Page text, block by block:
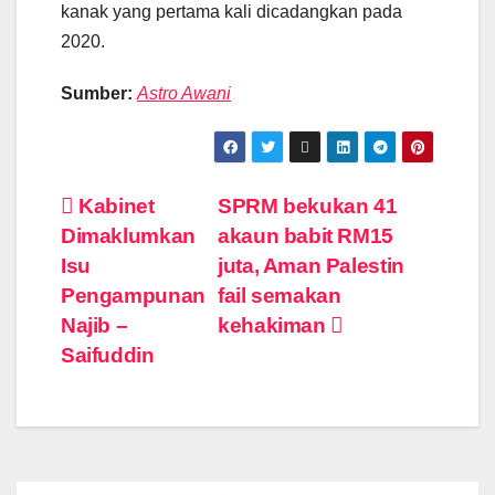
kanak yang pertama kali dicadangkan pada
2020.
Sumber: Astro Awani
Post
navigation
SPRM bekukan 41
akaun babit RM15
juta, Aman Palestin
fail semakan
kehakiman
Kabinet
Dimaklumkan
Isu
Pengampunan
Najib –
Saifuddin